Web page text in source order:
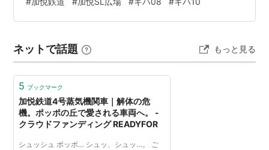
する以外、次駅までほぼ惰行で転がっていく省エネ運転
でした。このためか、全線5.7kmに17分を要し、表定速
じですが、クリーム色が国鉄より少し白っぽいです。 加
悦鉄道キハ08 加悦駅昭和60年頃 加悦鉄道キハ10 丹後山
ネットで話題 もっと見る
5 ブックマーク
加悦鉄道4号蒸気機関車｜解体の危
機。ポッポの丘で愛される車両へ。 -
クラウドファンディング READYFOR
シュッシュ ポッポ… シュッ、シュッ…。 ご